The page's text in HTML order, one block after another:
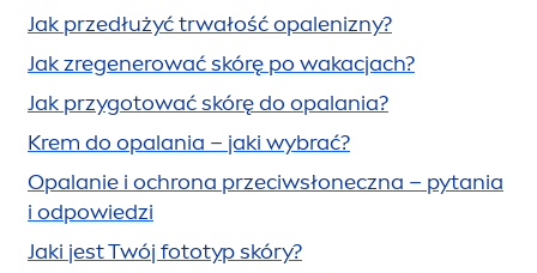
Jak przedłużyć trwałość opalenizny?
Jak zregenerować skórę po wakacjach?
Jak przygotować skórę do opalania?
Krem do opalania – jaki wybrać?
Opalanie i ochrona przeciwsłoneczna – pytania
i odpowiedzi
Jaki jest Twój fototyp skóry?